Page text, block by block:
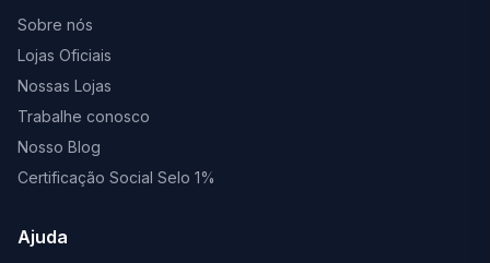
Sobre nós
Lojas Oficiais
Nossas Lojas
Trabalhe conosco
Nosso Blog
Certificação Social Selo 1%
Ajuda